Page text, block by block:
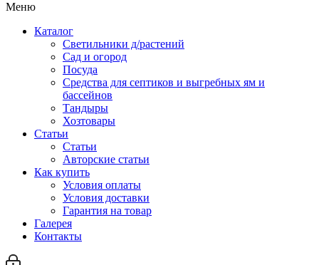
Меню
Каталог
Светильники д/растений
Сад и огород
Посуда
Средства для септиков и выгребных ям и
бассейнов
Тандыры
Хозтовары
Статьи
Статьи
Авторские статьи
Как купить
Условия оплаты
Условия доставки
Гарантия на товар
Галерея
Контакты